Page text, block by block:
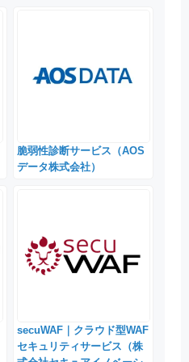
脆弱性診断サービス（AOS
データ株式会社）
secuWAF｜クラウド型WAF
セキュリティサービス（株